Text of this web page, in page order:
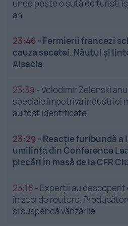
unde peste o sută de turiști
an
23:46 - Fermierii francezi
cauza secetei. Năutul și
Alsacia
23:39 -Volodimir Zelenski
speciale împotriva industriei
au fost identificate
23:29 - Reacție furibundă a
umilința din Conference
plecări în masă de la CFR
23:18 - Experții au
în zeci de routere.
și suspendă vânzările